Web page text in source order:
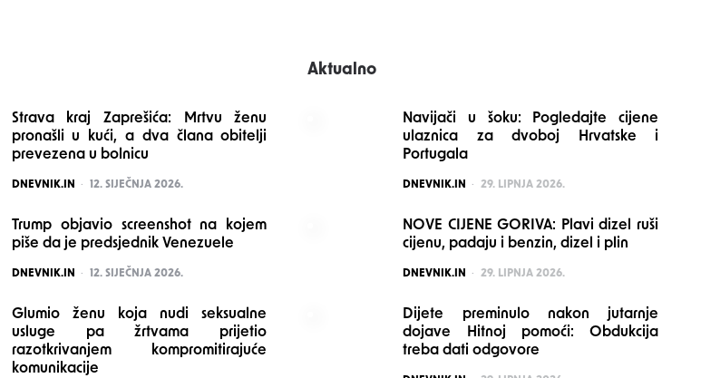
Strava kraj Zaprešića: Mrtvu ženu
pronašli u kući, a dva člana obitelji
prevezena u bolnicu
POSTED
DNEVNIK.IN 12. SIJEČNJA 2026.
Trump objavio screenshot na kojem
piše da je predsjednik Venezuele
POSTED
DNEVNIK.IN 12. SIJEČNJA 2026.
Glumio ženu koja nudi seksualne
usluge pa žrtvama prijetio
razotkrivanjem kompromitirajuće
komunikacije
Aktualno
Navijači u šoku: Pogledajte cijene
ulaznica za dvoboj Hrvatske i
Portugala
POSTED
DNEVNIK.IN 29. LIPNJA 2026.
NOVE CIJENE GORIVA: Plavi dizel ruši
cijenu, padaju i benzin, dizel i plin
POSTED
DNEVNIK.IN 29. LIPNJA 2026.
Dijete preminulo nakon jutarnje
dojave Hitnoj pomoći: Obdukcija
treba dati odgovore